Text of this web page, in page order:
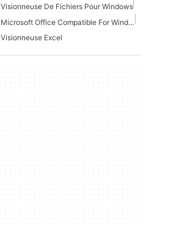
Visionneuse De Fichiers Pour Windows
Microsoft Office Compatible For Windows 7
Visionneuse Excel